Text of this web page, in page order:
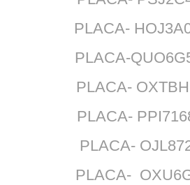
PLACA-
QUO6G59-
PLACA-
PLACA- PPI7168-
PLACA-
PLACA-